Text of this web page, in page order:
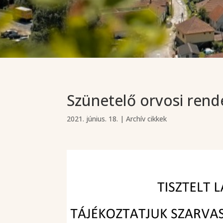
Szünetelő orvosi
2021. június. 18. |Archív cikkek